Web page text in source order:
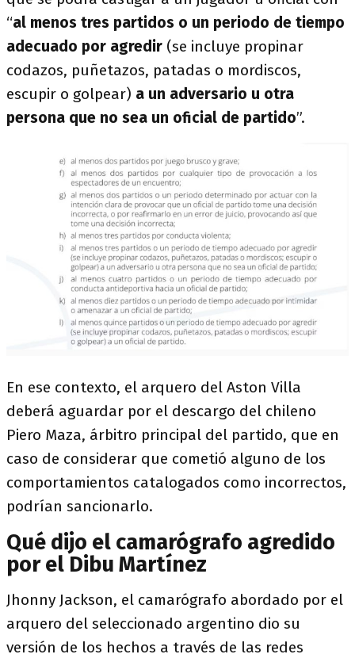
“al menos tres partidos o un periodo de tiempo
adecuado por agredir (se incluye propinar
codazos, puñetazos, patadas o mordiscos,
escupir o golpear) a un adversario u otra
persona que no sea un oficial de partido”.
En ese contexto, el arquero del Aston Villa
deberá aguardar por el descargo del chileno
Piero Maza, árbitro principal del partido, que en
caso de considerar que cometió alguno de los
comportamientos catalogados como incorrectos,
podrían sancionarlo.
Qué dijo el camarógrafo agredido
por el Dibu Martínez
Jhonny Jackson, el camarógrafo abordado por el
arquero del seleccionado argentino dio su
versión de los hechos a través de las redes